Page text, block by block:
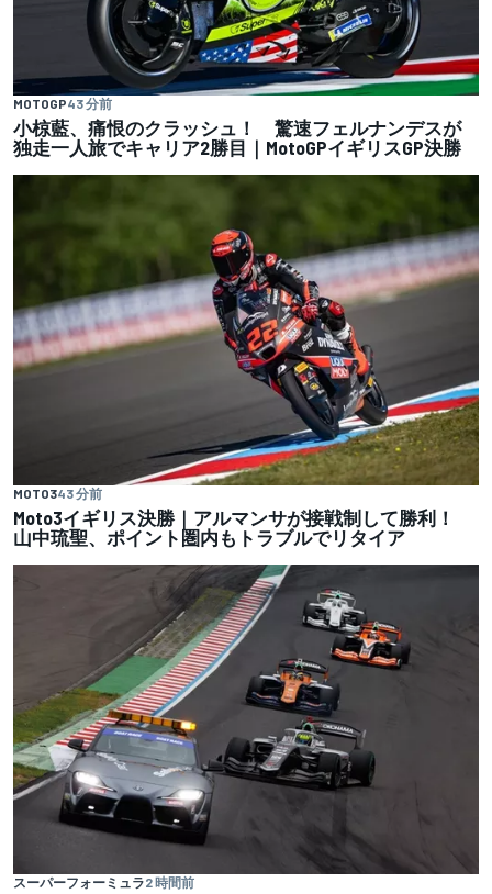
MOTOGP43 分前
小椋藍、痛恨のクラッシュ！ 驚速フェルナンデスが
独走一人旅でキャリア2勝目｜MotoGPイギリスGP決勝
MOTO343 分前
Moto3イギリス決勝｜アルマンサが接戦制して勝利！
山中琉聖、ポイント圏内もトラブルでリタイア
スーパーフォーミュラ2 時間前